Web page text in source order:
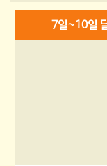
7일~10일